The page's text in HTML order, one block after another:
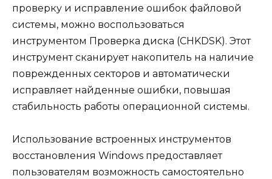
проверку и исправление ошибок файловой
системы, можно воспользоваться
инструментом Проверка диска (CHKDSK). Этот
инструмент сканирует накопитель на наличие
поврежденных секторов и автоматически
исправляет найденные ошибки, повышая
стабильность работы операционной системы.
Использование встроенных инструментов
восстановления Windows предоставляет
пользователям возможность самостоятельно